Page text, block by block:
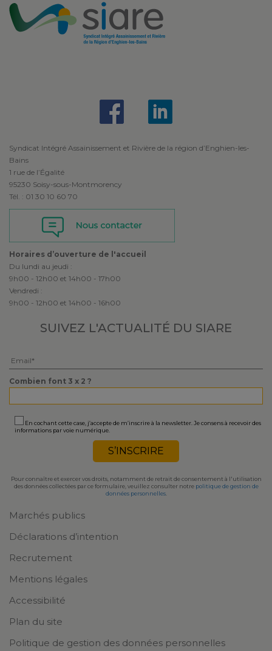
Syndicat Intégré Assainissement et Rivière de la région d’Enghien-les-
Bains
1 rue de l’Égalité
95230 Soisy-sous-Montmorency
Tél. : 01 30 10 60 70
Horaires d’ouverture de l'accueil
Du lundi au jeudi :
9h00 - 12h00 et 14h00 - 17h00
Vendredi :
9h00 - 12h00 et 14h00 - 16h00
SUIVEZ L'ACTUALITÉ DU SIARE
Combien font 3 x 2 ?
En cochant cette case, j’accepte de m’inscrire à la newsletter. Je consens à recevoir des
informations par voie numérique.
Pour connaître et exercer vos droits, notamment de retrait de consentement à l'utilisation
des données collectées par ce formulaire, veuillez consulter notre politique de gestion de
données personnelles.
Marchés publics
Déclarations d’intention
Recrutement
Mentions légales
Accessibilité
Plan du site
Politique de gestion des données personnelles